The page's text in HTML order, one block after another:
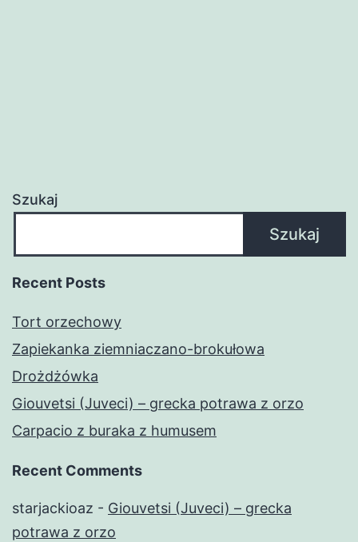
Szukaj
Szukaj
Recent Posts
Tort orzechowy
Zapiekanka ziemniaczano-brokułowa
Drożdżówka
Giouvetsi (Juveci) – grecka potrawa z orzo
Carpacio z buraka z humusem
Recent Comments
starjackioaz - Giouvetsi (Juveci) – grecka
potrawa z orzo